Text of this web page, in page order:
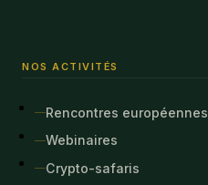
NOS ACTIVITÉS
Rencontres européennes
Webinaires
Crypto-safaris